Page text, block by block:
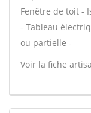
Fenêtre de toit -
- Tableau
ou partielle -
Voir la fiche